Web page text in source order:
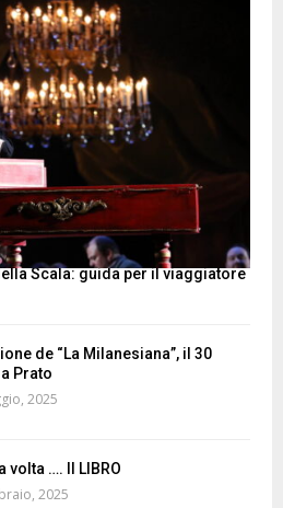
Scala: guida per il viaggiatore
de “La Milanesiana”, il 30
Prato
2025
volta …. Il LIBRO
2025